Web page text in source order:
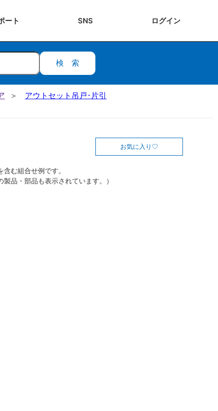
ート SNS ログイン
検索
アウトセット吊戸･片引
お気に入り
む組合せ例です。
製品・部品も表示されています。）